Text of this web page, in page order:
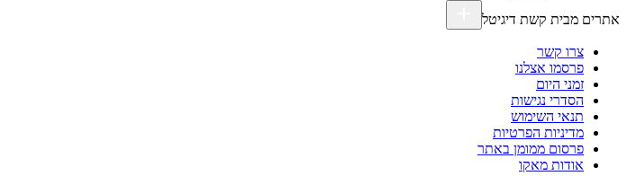
אתרים מבית קשת דיגיטל
צרו קשר
פרסמו אצלנו
זמני היום
הסדרי נגישות
תנאי השימוש
מדיניות הפרטיות
פרסום ממומן באתר
אודות מאקו